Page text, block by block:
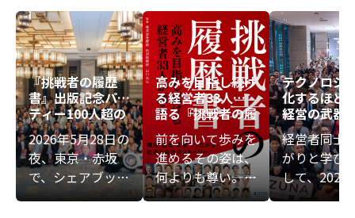
『挑戦者の履歴
書』出版記念パー
ティー――100人超の
熱意が重なる、新
たな始まりの夜
2026年5月28日の
夜、東京・赤坂
で、シェアブック
『挑戦者の履歴
高みを目指し続け
る経営者33人が
語る『挑戦者の履
歴書』
前を向いて歩みを
進めるその姿は、
何よりも尊い――。ビ
ジネスの表舞台に
テクノロジ
化するほど
経営の武器
――KIZUNA
IVE講演会
ト
経営者同士
がりと学び
して、2025
6日（月）